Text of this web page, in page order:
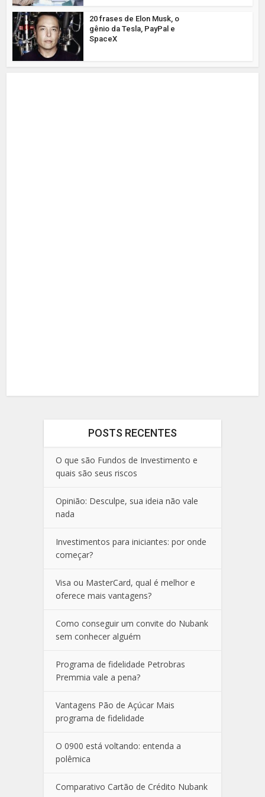
20 frases de Elon Musk, o
gênio da Tesla, PayPal e
SpaceX
POSTS RECENTES
O que são Fundos de Investimento e
quais são seus riscos
Opinião: Desculpe, sua ideia não vale
nada
Investimentos para iniciantes: por onde
começar?
Visa ou MasterCard, qual é melhor e
oferece mais vantagens?
Como conseguir um convite do Nubank
sem conhecer alguém
Programa de fidelidade Petrobras
Premmia vale a pena?
Vantagens Pão de Açúcar Mais
programa de fidelidade
O 0900 está voltando: entenda a
polêmica
Comparativo Cartão de Crédito Nubank